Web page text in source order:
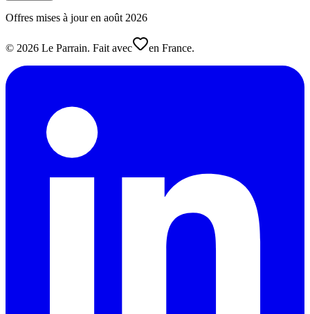
Offres mises à jour en août 2026
© 2026 Le Parrain. Fait avec en France.